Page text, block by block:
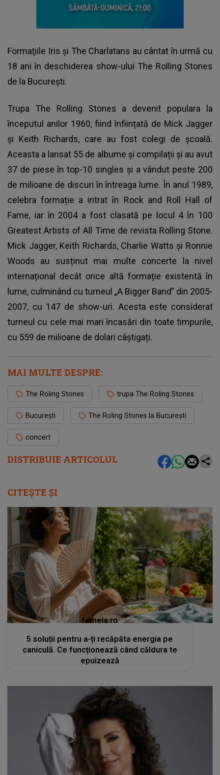
DISTRIBUIE ARTICOLUL
Formaţiile Iris şi The Charlatans au cântat în urmă cu
18 ani în deschiderea show-ului The Rolling Stones
de la București.
Trupa The Rolling Stones a devenit populara la
începutul anilor 1960, fiind înființată de Mick Jagger
și Keith Richards, care au fost colegi de școală.
Aceasta a lansat 55 de albume și compilații și au avut
37 de piese în top-10 singles și a vândut peste 200
de milioane de discuri în întreaga lume. În anul 1989,
celebra formație a intrat în Rock and Roll Hall of
Fame, iar în 2004 a fost clasată pe locul 4 în 100
Greatest Artists of All Time de revista Rolling Stone.
Mick Jagger, Keith Richards, Charlie Watts și Ronnie
Woods au susținut mai multe concerte la nivel
internațional decât orice altă formație existentă în
lume, culminând cu turneul „A Bigger Band” din 2005-
2007, cu 147 de show-uri. Acesta este considerat
turneul cu cele mai mari încasări din toate timpurile,
cu 559 de milioane de dolari câștigați.
MAI MULTE DESPRE:
The Roling Stones trupa The Roling Stones
București The Roling Stones la București
concert
CITEȘTE ȘI
femeia.ro
5 soluții pentru a-ți recăpăta energia pe
caniculă. Ce funcționează când căldura te
epuizează